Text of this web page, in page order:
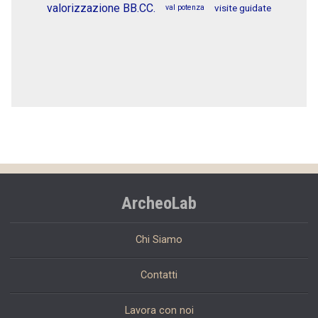
valorizzazione BB.CC. val potenza visite guidate
ArcheoLab
Chi Siamo
Contatti
Lavora con noi